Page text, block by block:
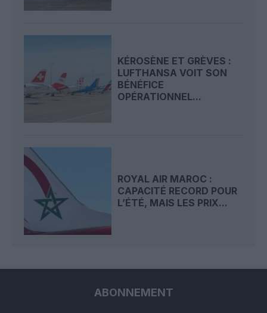
KÉROSÈNE ET GRÈVES :
LUFTHANSA VOIT SON
BÉNÉFICE
OPÉRATIONNEL...
ROYAL AIR MAROC :
CAPACITÉ RECORD POUR
L’ÉTÉ, MAIS LES PRIX...
ABONNEMENT